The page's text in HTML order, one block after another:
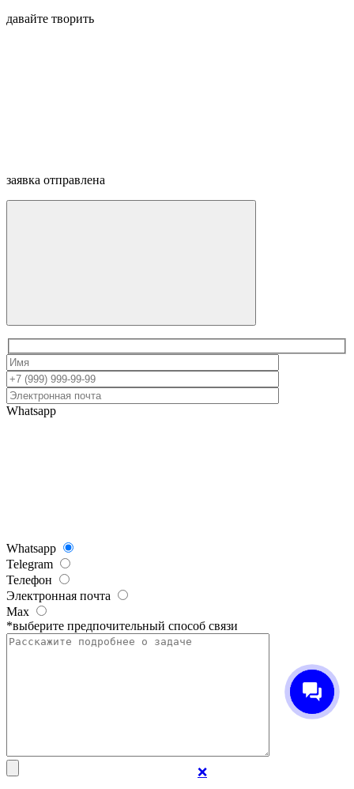
давайте творить
заявка отправлена
Whatsapp
Whatsapp
Telegram
Телефон
Электронная почта
Max
*выберите предпочительный способ связи
❌